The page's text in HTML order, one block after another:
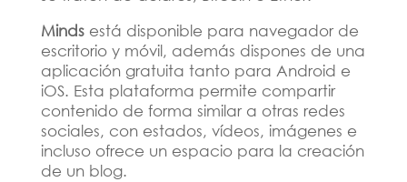
Mindsestá disponible para navegador de
escritorio y móvil, además dispones de una
aplicación gratuita tanto para Android e
iOS. Esta plataforma permite compartir
contenido de forma similar a otras redes
sociales, con estados, vídeos, imágenes e
incluso ofrece un espacio para la creación
de un blog.